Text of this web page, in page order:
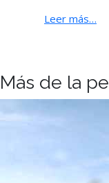
Leer más…
Más de la